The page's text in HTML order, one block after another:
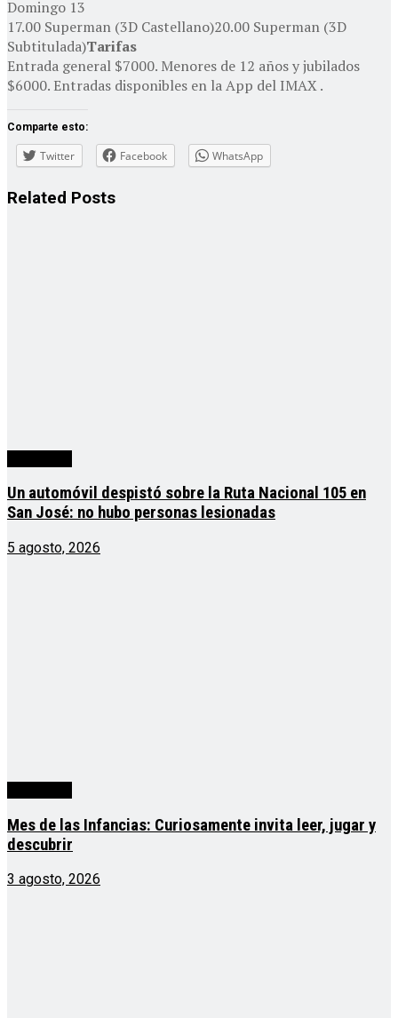
Domingo 13
17.00 Superman (3D Castellano)20.00 Superman (3D
Subtitulada)Tarifas
Entrada general $7000. Menores de 12 años y jubilados
$6000. Entradas disponibles en la App del IMAX .
Comparte esto:
Twitter Facebook WhatsApp
Related Posts
Un automóvil despistó sobre la Ruta Nacional 105 en
San José: no hubo personas lesionadas
5 agosto, 2026
Mes de las Infancias: Curiosamente invita leer, jugar y
descubrir
3 agosto, 2026